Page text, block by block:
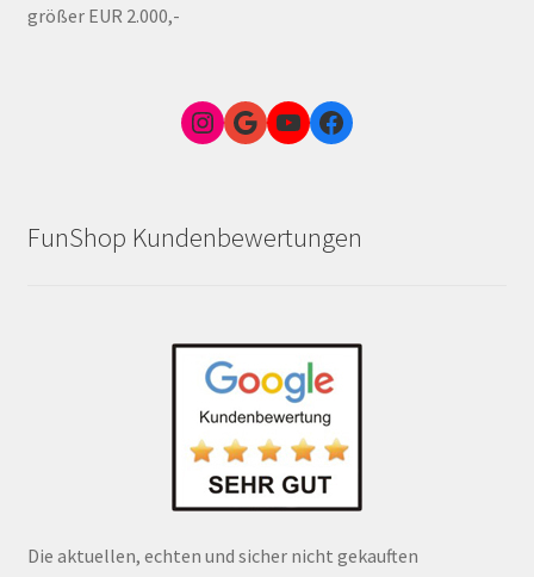
größer EUR 2.000,-
Instagram
Google Link zum FunShop WienYouTubeFacebook
FunShop Kundenbewertungen
Die aktuellen, echten und sicher nicht gekauften